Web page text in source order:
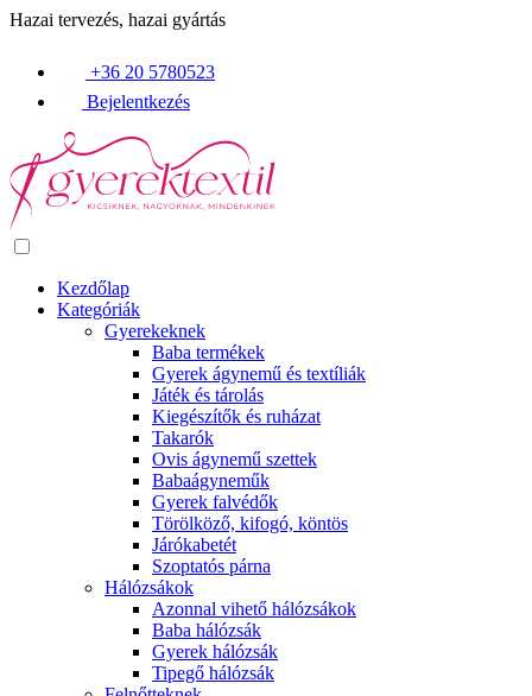
Hazai tervezés, hazai gyártás
+36 20 5780523
Bejelentkezés
Kezdőlap
Kategóriák
Gyerekeknek
Baba termékek
Gyerek ágynemű és textíliák
Játék és tárolás
Kiegészítők és ruházat
Takarók
Ovis ágynemű szettek
Babaágyneműk
Gyerek falvédők
Törölköző, kifogó, köntös
Járókabetét
Szoptatós párna
Hálózsákok
Azonnal vihető hálózsákok
Baba hálózsák
Gyerek hálózsák
Tipegő hálózsák